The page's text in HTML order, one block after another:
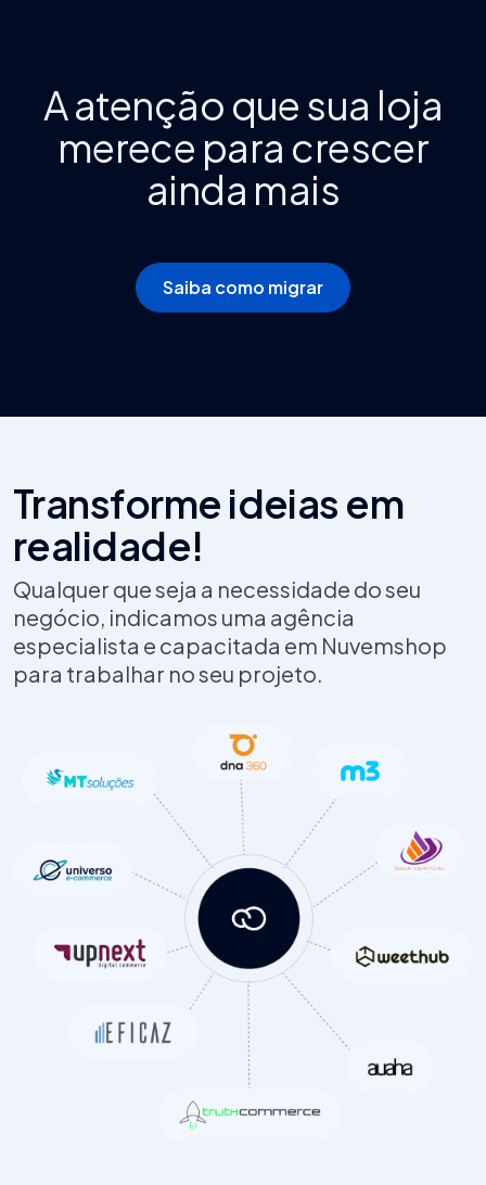
A atenção que sua loja
merece para crescer
ainda mais
Saiba como migrar
Transforme ideias em
realidade!
Qualquer que seja a necessidade do seu
negócio, indicamos uma agência
especialista e capacitada em Nuvemshop
para trabalhar no seu projeto.